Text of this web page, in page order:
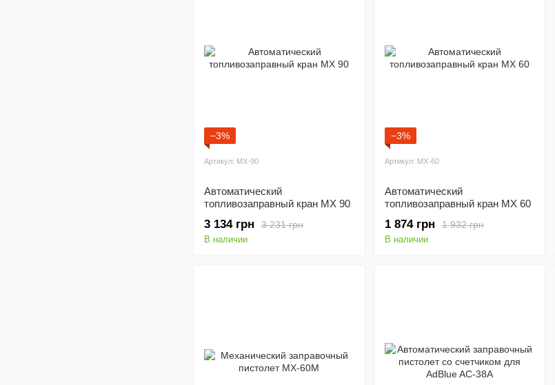
−3%
Артикул: MX-90
Автоматический
топливозаправный кран МX 90
3 231 грн
3 134 грн
В наличии
−3%
Артикул: MX-60
Автоматический
топливозаправный кран МX 60
1 932 грн
1 874 грн
В наличии